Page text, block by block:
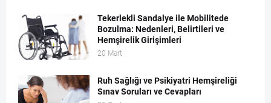
Tekerlekli Sandalye ile Mobilitede
Bozulma: Nedenleri, Belirtileri ve
Hemşirelik Girişimleri
20 Mart
Ruh Sağlığı ve Psikiyatri Hemşireliği
Sınav Soruları ve Cevapları